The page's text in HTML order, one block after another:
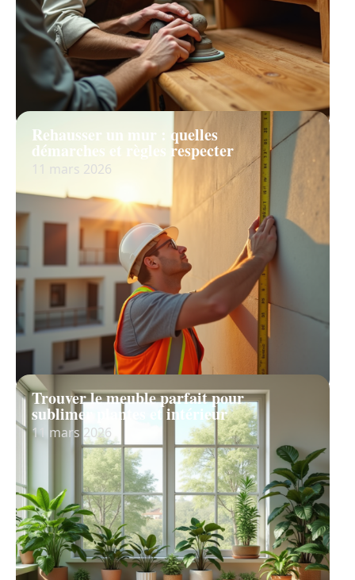
Rehausser un mur : quelles
démarches et règles respecter
11 mars 2026
Trouver le meuble parfait pour
sublimer plantes et intérieur
11 mars 2026